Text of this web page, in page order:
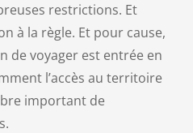
Contact
restrictions. Et
à la règle. Et pour cause,
de voyager est entrée en
l’accès au territoire
important de